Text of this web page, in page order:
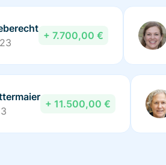
+ 7.700,00 €
+ 11.500,00 €